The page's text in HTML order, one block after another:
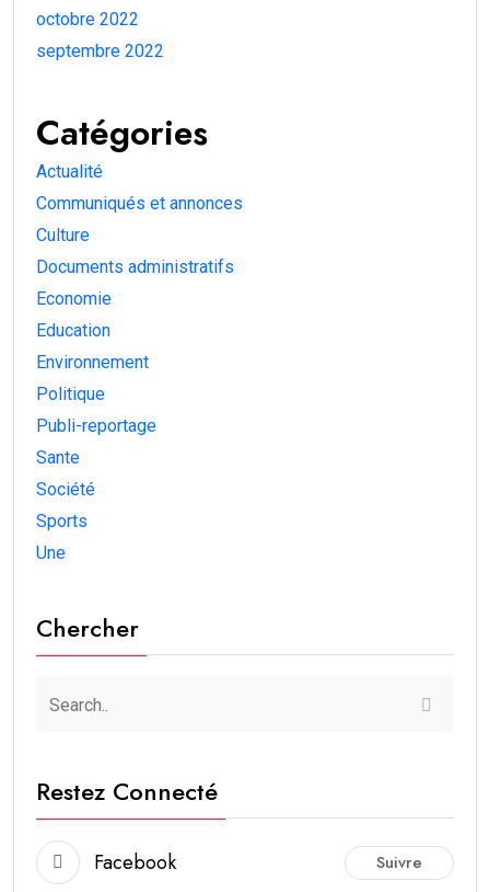
octobre 2022
septembre 2022
Catégories
Actualité
Communiqués et annonces
Culture
Documents administratifs
Economie
Education
Environnement
Politique
Publi-reportage
Sante
Société
Sports
Une
Chercher
Restez Connecté
Facebook Suivre